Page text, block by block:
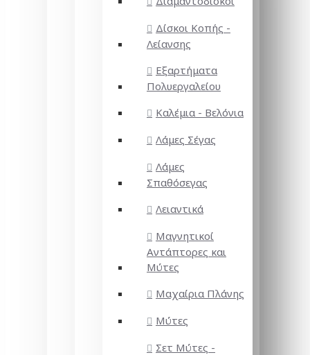
Δίσκοι Κοπής -
Λείανσης
Εξαρτήματα
Πολυεργαλείου
Καλέμια - Βελόνια
Λάμες Σέγας
Λάμες
Σπαθόσεγας
Λειαντικά
Μαγνητικοί
Αντάπτορες και
Μύτες
Μαχαίρια Πλάνης
Μύτες
Σετ Μύτες -